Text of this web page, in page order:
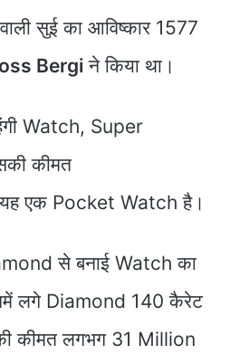
सुई का आविष्कार 1577
Bergi ने किया था।
Watch, Super
कीमत
एक Pocket Watch है।
से बनाई Watch का
लगे Diamond 140 कैरेट
कीमत लगभग 31 Million